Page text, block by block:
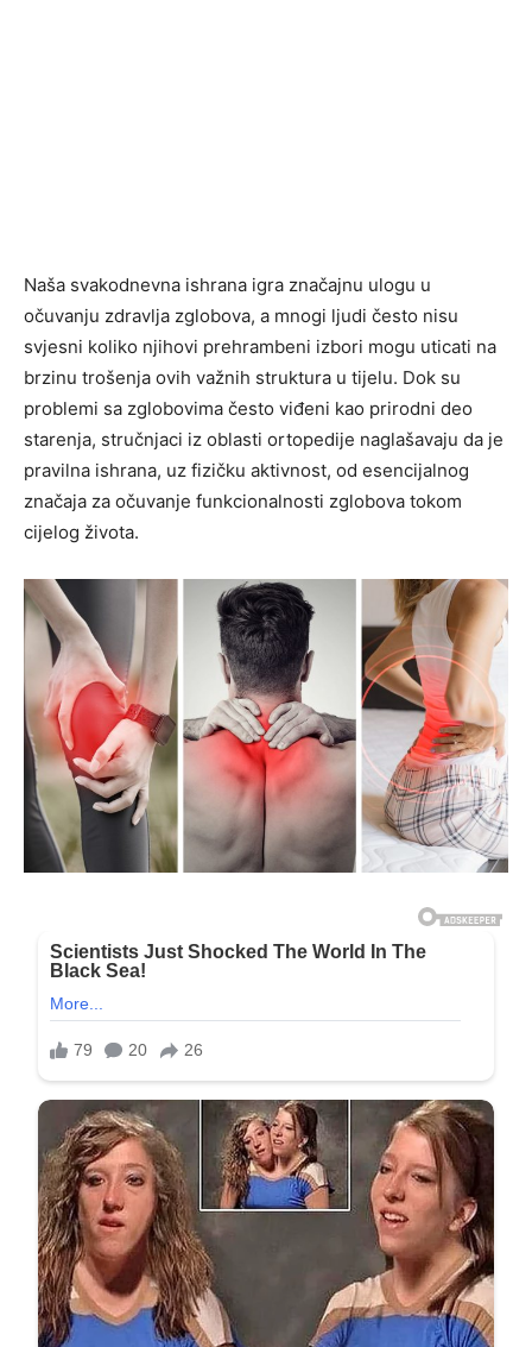
Naša svakodnevna ishrana igra značajnu ulogu u
očuvanju zdravlja zglobova, a mnogi ljudi često nisu
svjesni koliko njihovi prehrambeni izbori mogu uticati na
brzinu trošenja ovih važnih struktura u tijelu. Dok su
problemi sa zglobovima često viđeni kao prirodni deo
starenja, stručnjaci iz oblasti ortopedije naglašavaju da je
pravilna ishrana, uz fizičku aktivnost, od esencijalnog
značaja za očuvanje funkcionalnosti zglobova tokom
cijelog života.